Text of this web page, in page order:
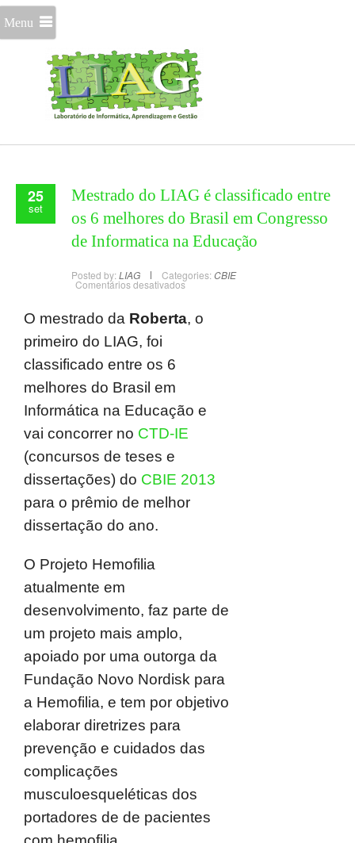
Menu
25
set
Mestrado do LIAG é classificado entre
os 6 melhores do Brasil em Congresso
de Informatica na Educação
Posted by: LIAG Categories: CBIE
Comentários desativados
O mestrado da Roberta, o
primeiro do LIAG, foi
classificado entre os 6
melhores do Brasil em
Informática na Educação e
vai concorrer no CTD-IE
(concursos de teses e
dissertações) do CBIE 2013
para o prêmio de melhor
dissertação do ano.
O Projeto Hemofilia
atualmente em
desenvolvimento, faz parte de
um projeto mais amplo,
apoiado por uma outorga da
Fundação Novo Nordisk para
a Hemofilia, e tem por objetivo
elaborar diretrizes para
prevenção e cuidados das
complicações
musculoesqueléticas dos
portadores de de pacientes